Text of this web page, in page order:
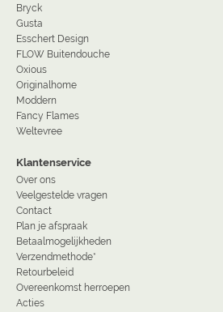
Bryck
Gusta
Esschert Design
FLOW Buitendouche
Oxious
Originalhome
Moddern
Fancy Flames
Weltevree
Klantenservice
Over ons
Veelgestelde vragen
Contact
Plan je afspraak
Betaalmogelijkheden
Verzendmethode*
Retourbeleid
Overeenkomst herroepen
Acties